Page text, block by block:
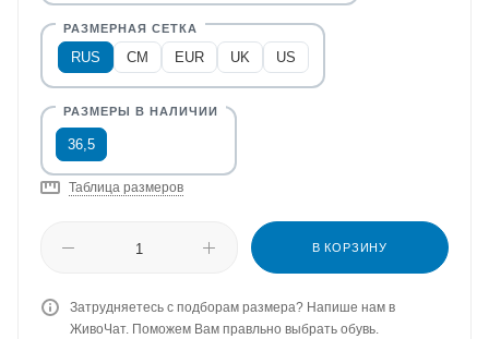
RUS CM EUR UK US
36,5
Таблица размеров
В КОРЗИНУ
Затрудняетесь с подборам размера? Напише нам в
ЖивоЧат. Поможем Вам правльно выбрать обувь.